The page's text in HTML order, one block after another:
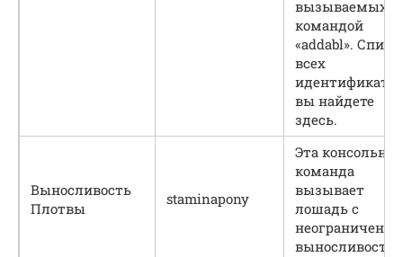
вызываемых
командой
«addabl».
всех
вы найдете
здесь.
Выносливость
Плотвы
staminapony
Эта консольная
команда
вызывает
лошадь с